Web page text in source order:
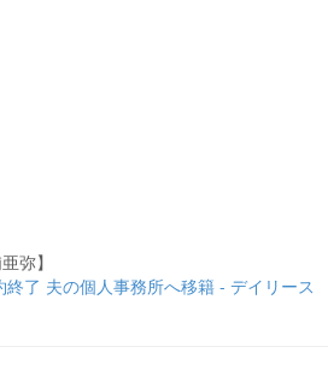
弥】
了 夫の個人事務所へ移籍 - デイリース